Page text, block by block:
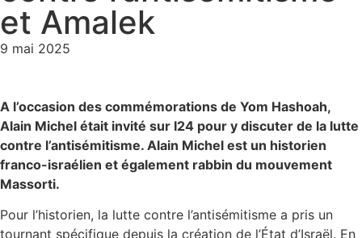
et Amalek
9 mai 2025
A l’occasion des commémorations de Yom Hashoah,
Alain Michel était invité sur I24 pour y discuter de la lutte
contre l’antisémitisme. Alain Michel est un historien
franco-israélien et également rabbin du mouvement
Massorti.
Pour l’historien, la lutte contre l’antisémitisme a pris un
tournant spécifique depuis la création de l’État d’Israël. En